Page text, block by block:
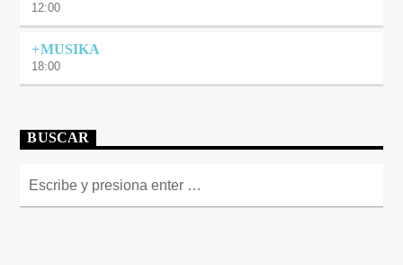
12:00
+MUSIKA
18:00
BUSCAR